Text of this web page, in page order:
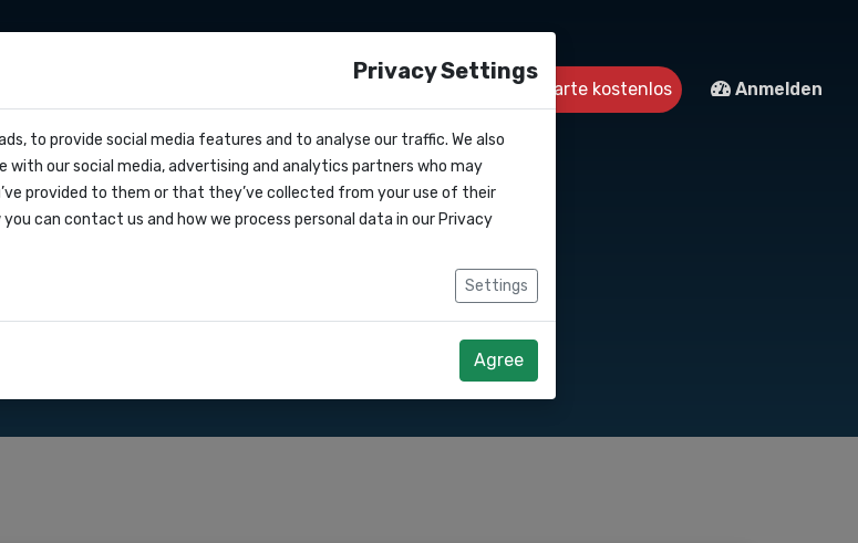
Kontakt Starte kostenlos Anmelden
API.
Privacy Settings
to provide social media features and to analyse our traffic. We also
our social media, advertising and analytics partners who may
provided to them or that they’ve collected from your use of their
can contact us and how we process personal data in our Privacy
Settings
Agree